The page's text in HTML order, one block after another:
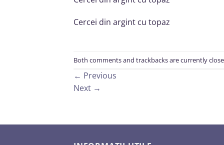
Cercei din argint cu topaz
Both comments and trackbacks are currently
← Previous
Next →